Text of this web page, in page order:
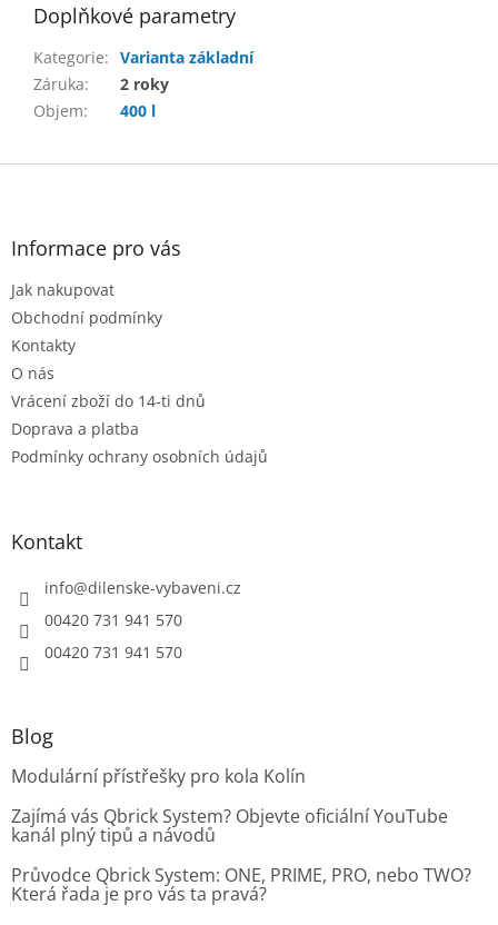
Doplňkové parametry
Kategorie: Varianta základní
Záruka:
2 roky
Objem: 400 l
Z
Informace pro vás
Jak nakupovat
Obchodní podmínky
Kontakty
O nás
Vrácení zboží do 14-ti dnů
Doprava a platba
Podmínky ochrany osobních údajů
Kontakt
info@dilenske-vybaveni.cz
00420 731 941 570
00420 731 941 570
Blog
Modulární přístřešky pro kola Kolín
Zajímá vás Qbrick System? Objevte oficiální YouTube
kanál plný tipů a návodů
Průvodce Qbrick System: ONE, PRIME, PRO, nebo TWO?
Která řada je pro vás ta pravá?